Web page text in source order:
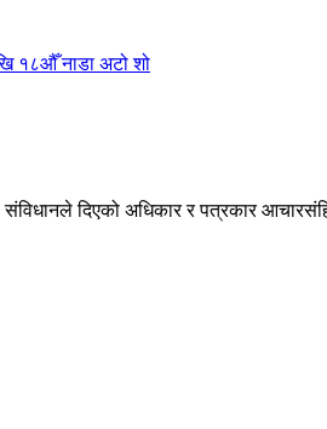
१८औँ नाडा अटो शो
संविधानले दिएको अधिकार र पत्रकार